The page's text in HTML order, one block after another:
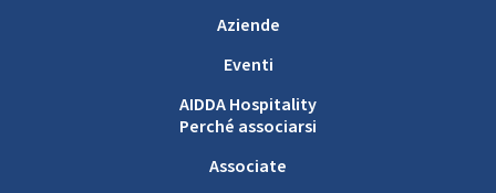
Aziende
Eventi
AIDDA Hospitality
Perché associarsi
Associate